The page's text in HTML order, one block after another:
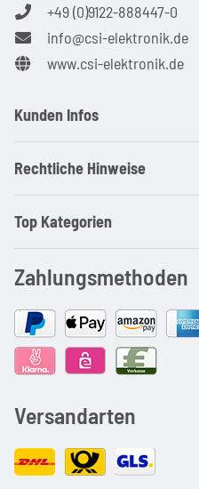
+49 (0)9122-888447-0
info@csi-elektronik.de
www.csi-elektronik.de
Kunden Infos
Rechtliche Hinweise
Top Kategorien
Zahlungsmethoden
Versandarten